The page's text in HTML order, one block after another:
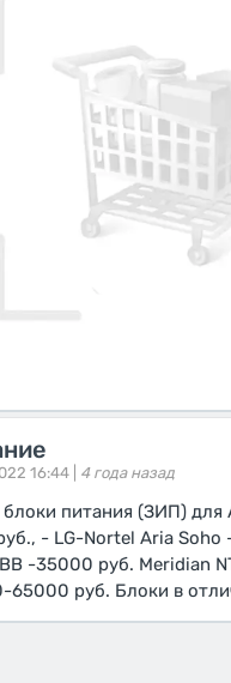
16:44 | 4 года назад
питания (ЗИП) для
- LG-Nortel Aria Soho
-35000 руб. Meridian
65000 руб. Блоки в